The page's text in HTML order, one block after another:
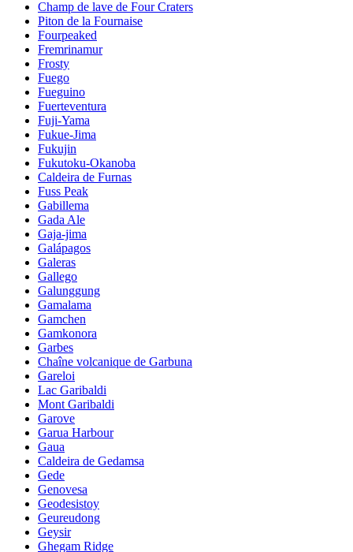
Champ de lave de Four Craters
Piton de la Fournaise
Fourpeaked
Fremrinamur
Frosty
Fuego
Fueguino
Fuerteventura
Fuji-Yama
Fukue-Jima
Fukujin
Fukutoku-Okanoba
Caldeira de Furnas
Fuss Peak
Gabillema
Gada Ale
Gaja-jima
Galápagos
Galeras
Gallego
Galunggung
Gamalama
Gamchen
Gamkonora
Garbes
Chaîne volcanique de Garbuna
Gareloi
Lac Garibaldi
Mont Garibaldi
Garove
Garua Harbour
Gaua
Caldeira de Gedamsa
Gede
Genovesa
Geodesistoy
Geureudong
Geysir
Ghegam Ridge